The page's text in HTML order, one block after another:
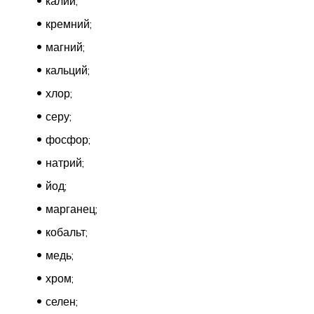
кремний;
магний;
кальций;
хлор;
серу;
фосфор;
натрий;
йод;
марганец;
кобальт;
медь;
хром;
селен;